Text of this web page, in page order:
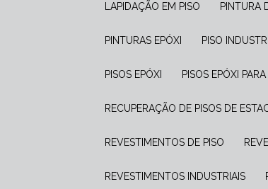
LAPIDAÇÃO EM PISO
PINTURAS EPÓXI PISO
PISOS EPÓXI PISOS EPÓXI
RECUPERAÇÃO DE PISOS DE
REVESTIMENTOS DE PISO
REVESTIMENTOS INDUSTRIAIS